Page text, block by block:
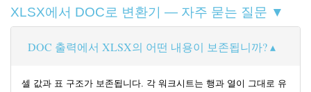
XLSX에서 DOC로 변환기 — 자주 묻는 질문 ▼
DOC 출력에서 XLSX의 어떤 내용이 보존됩니까?
셀 값과 표 구조가 보존됩니다. 각 워크시트는 행과 열이 그대로 유